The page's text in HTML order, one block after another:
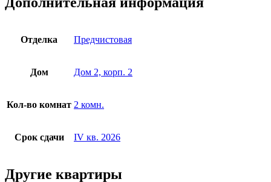
Отделка Предчистовая
Дом Дом 2, корп. 2
Кол-во комнат 2 комн.
Срок сдачи IV кв. 2026
Другие квартиры